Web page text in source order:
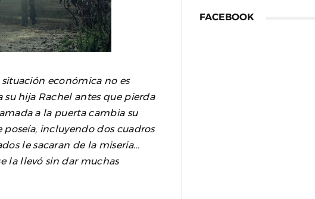
situación económica no es
su hija Rachel antes que pierda
a la puerta cambia su
incluyendo dos cuadros
le sacaran de la miseria...
la llevó sin dar muchas
FACEBOOK